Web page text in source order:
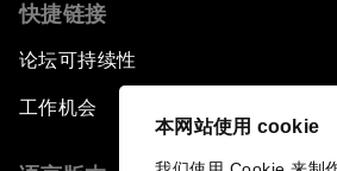
本网站使用 cookie
快捷链接
论坛可持续性
工作机会